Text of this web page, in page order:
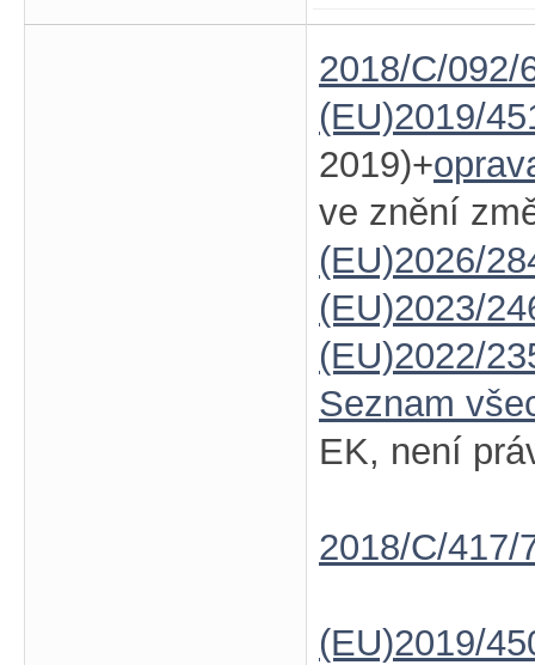
2018/C/092/
(EU)2019/
2019)+
ve znění
(EU)2026/
(EU)2023/
(EU)2022/
Seznam
EK, není
2018/C/417/
(EU)2019/